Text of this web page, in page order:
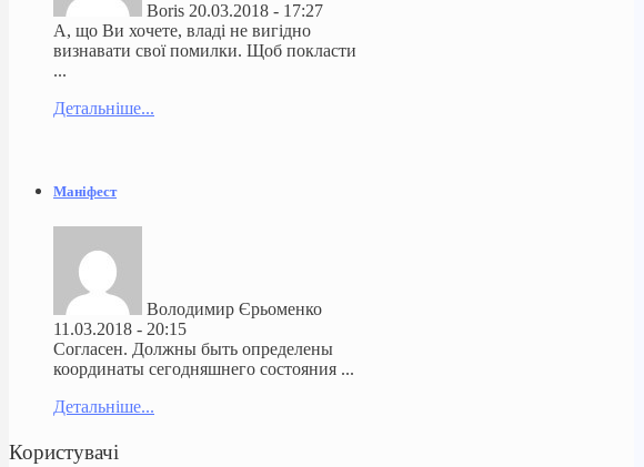
Boris 20.03.2018 - 17:27
А, що Ви хочете, владі не вигідно
визнавати свої помилки. Щоб покласти
...
Детальніше...
Маніфест
Володимир Єрьоменко
11.03.2018 - 20:15
Согласен. Должны быть определены
координаты сегодняшнего состояния ...
Детальніше...
Користувачі